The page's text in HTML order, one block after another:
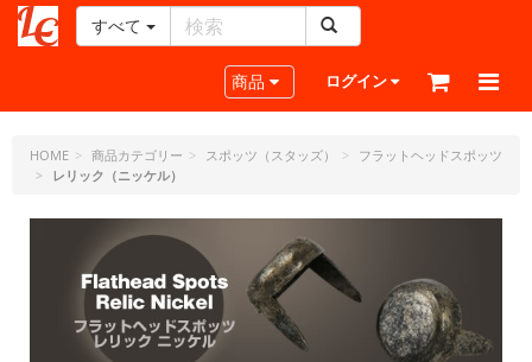
ー
ラ
フ
すべて
Toggle navigation
商品 ログイン
HOME 商品カテゴリー スポッツ（スタッズ）
フラットヘッドスポッツ
レリック（ニッケル）